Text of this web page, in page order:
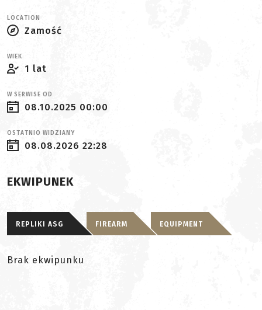
LOCATION
Zamość
WIEK
1 lat
W SERWISE OD
08.10.2025 00:00
OSTATNIO WIDZIANY
08.08.2026 22:28
EKWIPUNEK
REPLIKI ASG FIREARM EQUIPMENT
Brak ekwipunku